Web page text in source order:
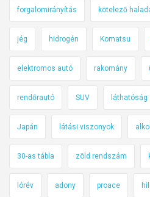
forgalomirányítás kötelező
jég hidrogén Komatsu
elektromos autó rakomány
rendőrautó SUV láthatóság
Japán látási viszonyok
30-as tábla zöld rendszám
lórév adony proace